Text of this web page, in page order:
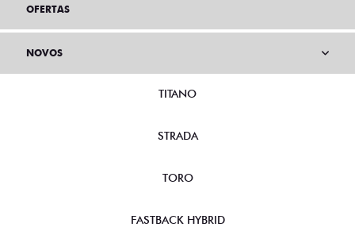
OFERTAS
NOVOS
TITANO
STRADA
TORO
FASTBACK HYBRID